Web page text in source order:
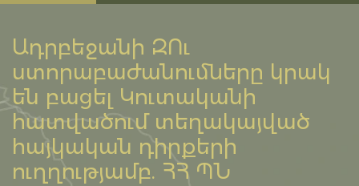
Ադրբեջանի ԶՈւ
ստորաբաժանումները կրակ
են բացել Կուտականի
հատվածում տեղակայված
հայկական դիրքերի
ուղղությամբ. ՀՀ ՊՆ